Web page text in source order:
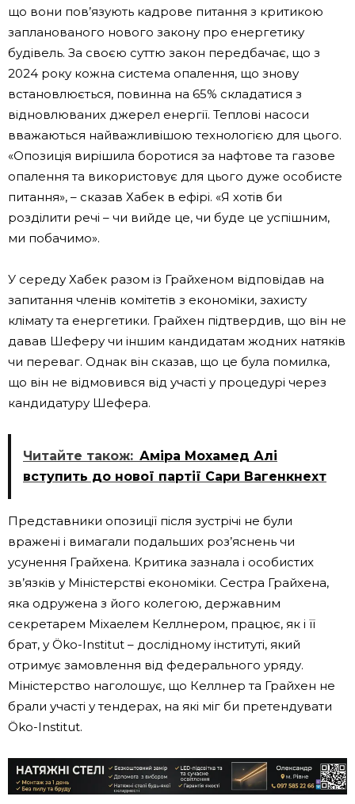
що вони пов’язують кадрове питання з критикою
запланованого нового закону про енергетику
будівель. За своєю суттю закон передбачає, що з
2024 року кожна система опалення, що знову
встановлюється, повинна на 65% складатися з
відновлюваних джерел енергії. Теплові насоси
вважаються найважливішою технологією для цього.
«Опозиція вирішила боротися за нафтове та газове
опалення та використовує для цього дуже особисте
питання», – сказав Хабек в ефірі. «Я хотів би
розділити речі – чи вийде це, чи буде це успішним,
ми побачимо».
У середу Хабек разом із Грайхеном відповідав на
запитання членів комітетів з економіки, захисту
клімату та енергетики. Грайхен підтвердив, що він не
давав Шеферу чи іншим кандидатам жодних натяків
чи переваг. Однак він сказав, що це була помилка,
що він не відмовився від участі у процедурі через
кандидатуру Шефера.
Читайте також: Аміра Мохамед Алі
вступить до нової партії Сари Вагенкнехт
Представники опозиції після зустрічі не були
вражені і вимагали подальших роз’яснень чи
усунення Грайхена. Критика зазнала і особистих
зв’язків у Міністерстві економіки. Сестра Грайхена,
яка одружена з його колегою, державним
секретарем Міхаелем Келлнером, працює, як і її
брат, у Öko-Institut – дослідному інституті, який
отримує замовлення від федерального уряду.
Міністерство наголошує, що Келлнер та Грайхен не
брали участі у тендерах, на які міг би претендувати
Öko-Institut.